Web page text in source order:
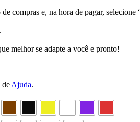
compras e, na hora de pagar, selecione
melhor se adapte a você e pronto!
de Ajuda.